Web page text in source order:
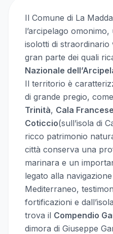
Il Comune di La
l’arcipelago
isolotti di straordinario
gran parte dei quali
Nazionale
Il territorio è
di grande pregio, come
Trinità, Cala Francese
Coticcio(sull’isola di
ricco patrimonio
città conserva una
marinara e un
legato alla
Mediterraneo,
fortificazioni e
trova il Compendio
dimora di Giuseppe